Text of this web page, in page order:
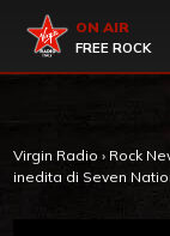
Virgin Radio
ON AIR
FREE ROCK
Virgin Radio › Rock
inedita di Seven